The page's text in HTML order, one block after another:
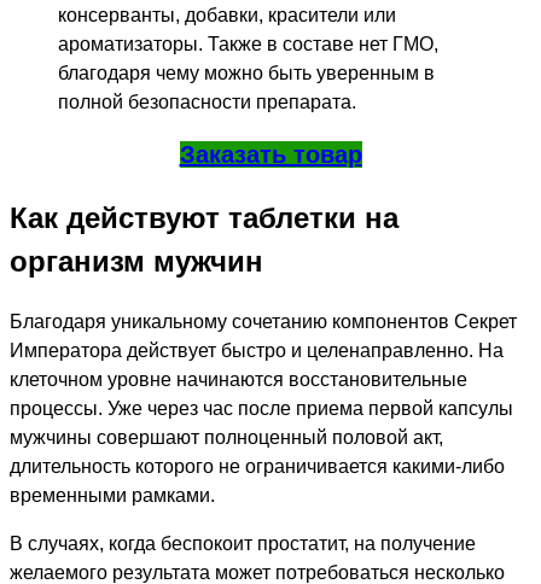
консерванты, добавки, красители или
ароматизаторы. Также в составе нет ГМО,
благодаря чему можно быть уверенным в
полной безопасности препарата.
Заказать товар
Как действуют таблетки на
организм мужчин
Благодаря уникальному сочетанию компонентов Секрет
Императора действует быстро и целенаправленно. На
клеточном уровне начинаются восстановительные
процессы. Уже через час после приема первой капсулы
мужчины совершают полноценный половой акт,
длительность которого не ограничивается какими-либо
временными рамками.
В случаях, когда беспокоит простатит, на получение
желаемого результата может потребоваться несколько